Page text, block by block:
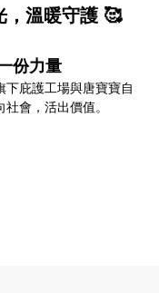
，溫暖守護 🥰
份力量
庇護工場與唐寶寶自
社會 ， 活出價值。